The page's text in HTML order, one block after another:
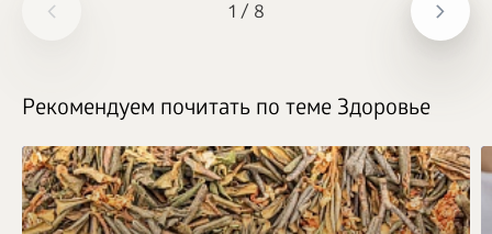
1 / 8
Рекомендуем почитать по теме Здоровье